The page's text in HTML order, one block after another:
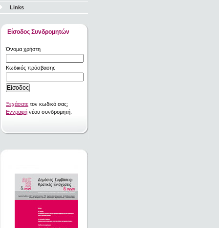
Links
Είσοδος Συνδρομητών
Όνομα χρήστη
Κωδικός πρόσβασης
Ξεχάσατε τον κωδικό σας;
Εγγραφή νέου συνδρομητή.